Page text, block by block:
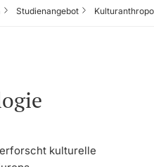
Studienangebot
kulturelle